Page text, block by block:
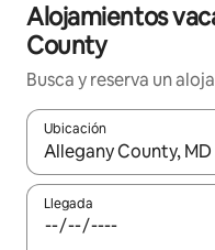
Alojamientos
County
Busca y reserva un
Ubicación
Cuando los resultados
Llegada